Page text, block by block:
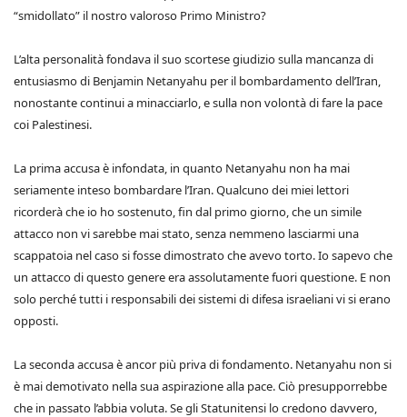
“smidollato” il nostro valoroso Primo Ministro?
L’alta personalità fondava il suo scortese giudizio sulla mancanza di
entusiasmo di Benjamin Netanyahu per il bombardamento dell’Iran,
nonostante continui a minacciarlo, e sulla non volontà di fare la pace
coi Palestinesi.
La prima accusa è infondata, in quanto Netanyahu non ha mai
seriamente inteso bombardare l’Iran. Qualcuno dei miei lettori
ricorderà che io ho sostenuto, fin dal primo giorno, che un simile
attacco non vi sarebbe mai stato, senza nemmeno lasciarmi una
scappatoia nel caso si fosse dimostrato che avevo torto. Io sapevo che
un attacco di questo genere era assolutamente fuori questione. E non
solo perché tutti i responsabili dei sistemi di difesa israeliani vi si erano
opposti.
La seconda accusa è ancor più priva di fondamento. Netanyahu non si
è mai demotivato nella sua aspirazione alla pace. Ciò presupporrebbe
che in passato l’abbia voluta. Se gli Statunitensi lo credono davvero,